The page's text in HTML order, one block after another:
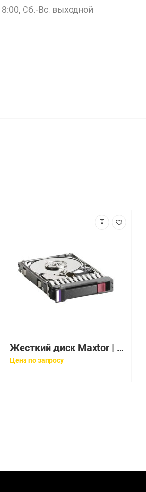
Сб.-Вс. выходной
Жесткий диск Maxtor | 6L200S0 | 200 Gb / HDD / SATA / 3.5" / 7200 rpm / 16 Mb
Цена по запросу